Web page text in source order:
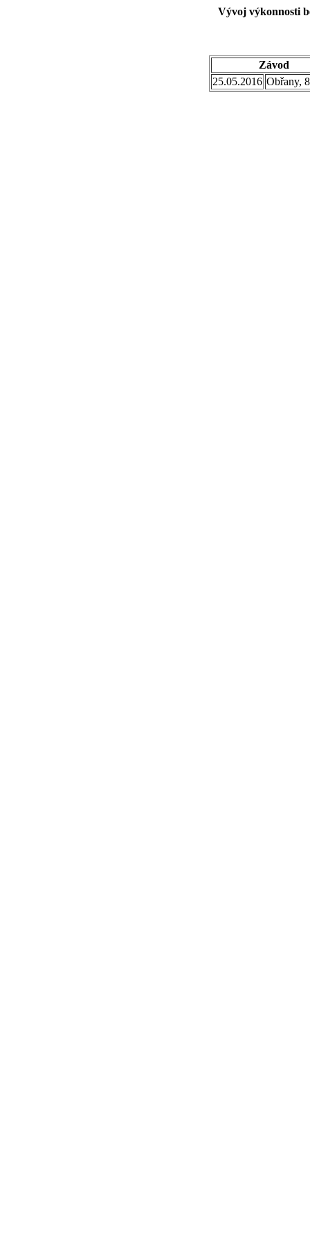
Vývoj výkonnosti
Závod
25.05.2016 Obřany,